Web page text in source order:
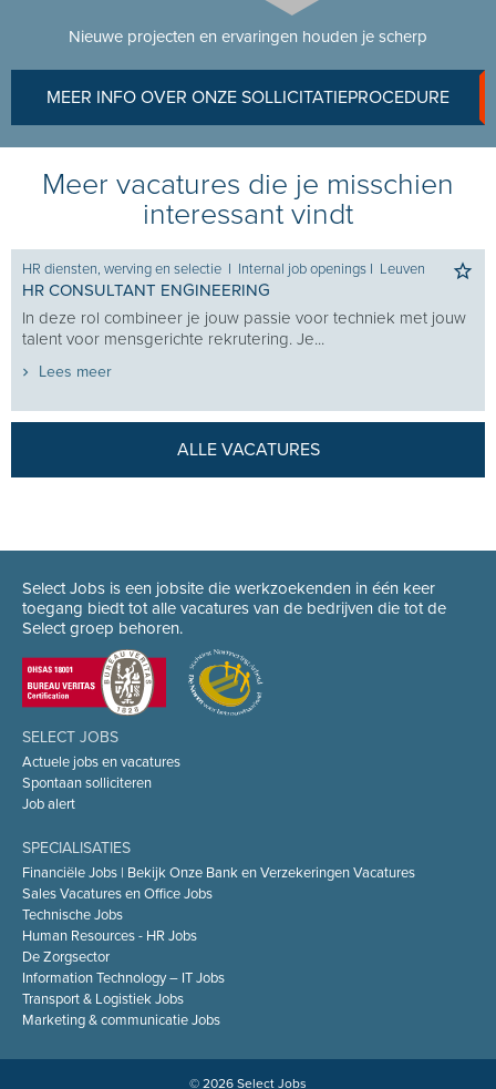
Nieuwe projecten en ervaringen houden je scherp
MEER INFO OVER ONZE SOLLICITATIEPROCEDURE
Meer vacatures die je misschien
interessant vindt
HR diensten, werving en selectie I Internal job openings I Leuven
HR CONSULTANT ENGINEERING
In deze rol combineer je jouw passie voor techniek met jouw
talent voor mensgerichte rekrutering. Je...
Lees meer
ALLE VACATURES
Select Jobs is een jobsite die werkzoekenden in één keer
toegang biedt tot alle vacatures van de bedrijven die tot de
Select groep behoren.
SELECT JOBS
Actuele jobs en vacatures
Spontaan solliciteren
Job alert
SPECIALISATIES
Financiële Jobs | Bekijk Onze Bank en Verzekeringen Vacatures
Sales Vacatures en Office Jobs
Technische Jobs
Human Resources - HR Jobs
De Zorgsector
Information Technology – IT Jobs
Transport & Logistiek Jobs
Marketing & communicatie Jobs
© 2026 Select Jobs